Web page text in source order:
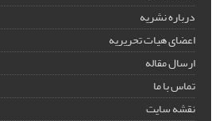
درباره نشریه
اعضای هیات تحریریه
ارسال مقاله
تماس با ما
نقشه سایت